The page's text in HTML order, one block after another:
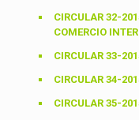
CIRCULAR 32-
COMERCIO
CIRCULAR 33-
CIRCULAR 34-
CIRCULAR 35-